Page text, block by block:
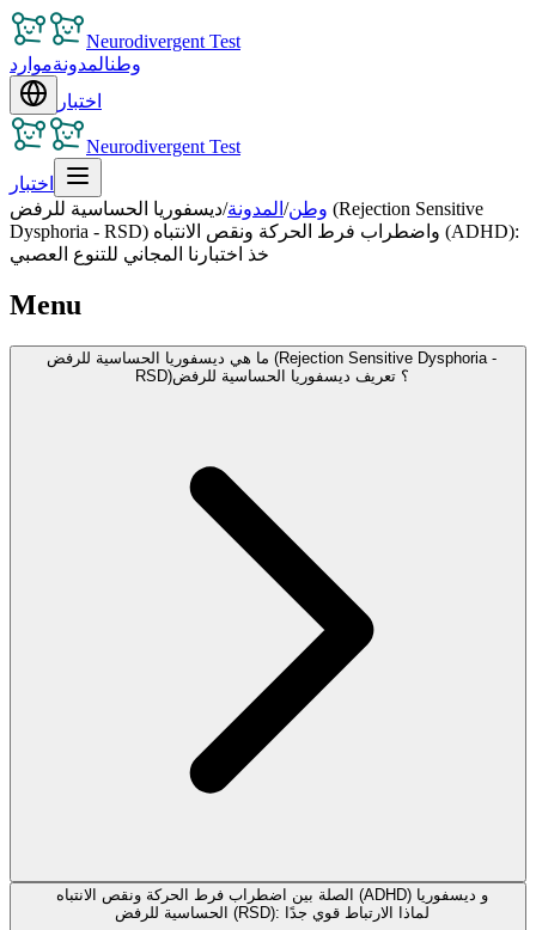
Neurodivergent Test
وطنالمدونةموارد
اختبار
Neurodivergent Test
اختبار
وطن/ المدونة/ديسفوريا الحساسية للرفض (Rejection Sensitive
Dysphoria - RSD) واضطراب فرط الحركة ونقص الانتباه (ADHD):
خذ اختبارنا المجاني للتنوع العصبي
Menu
ما هي ديسفوريا الحساسية للرفض (Rejection Sensitive Dysphoria -
RSD)؟ تعريف ديسفوريا الحساسية للرفض
الصلة بين اضطراب فرط الحركة ونقص الانتباه (ADHD) و ديسفوريا
الحساسية للرفض (RSD): لماذا الارتباط قوي جدًا